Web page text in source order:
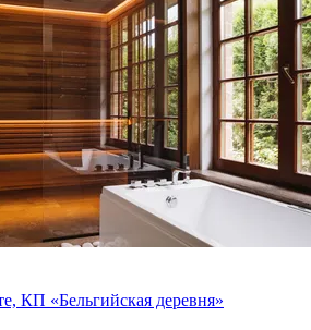
КП «Бельгийская деревня»